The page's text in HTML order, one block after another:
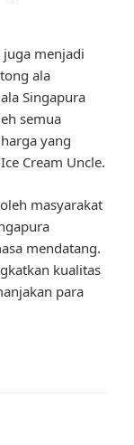
menjadi
ala
Singapura
semua
yang
Cream Uncle.
masyarakat
mendatang.
kualitas
para